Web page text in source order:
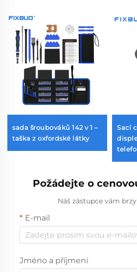
sada šroubováků 142 v 1 –
taška z oxfordské látky
Sací
Požádejte o
Náš zástupce vám
E-mail
Jméno a příjmení